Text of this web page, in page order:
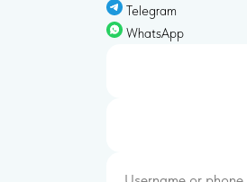
Telegram
WhatsApp